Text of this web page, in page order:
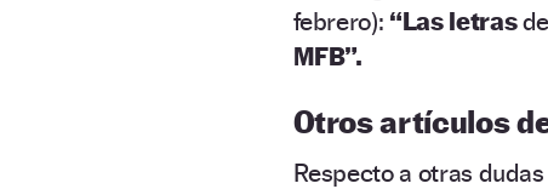
febrero): “Las letras
MFB”.
Otros artículos
Respecto a otras